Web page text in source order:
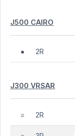
J500 CAIRO
● 2R
J300 VRSAR
○ 2R